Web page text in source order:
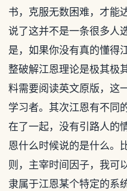
书，克服无数困难，才能
说了这并不是一条很多人
是，如果你没有真的懂得
整破解江恩理论是极其极
料需要阅读英文原版，这
学习者。其次江恩有不同
在了一起，没有引路人的
恩什么时候说的是什么。
则，主宰时间因子，我可
隶属于江恩某个特定的系